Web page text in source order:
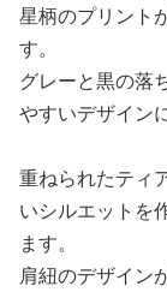
星柄のプリント
す。
グレーと黒の落
やすいデザイン
重ねられたティ
いシルエットを
ます。
肩紐のデザイン